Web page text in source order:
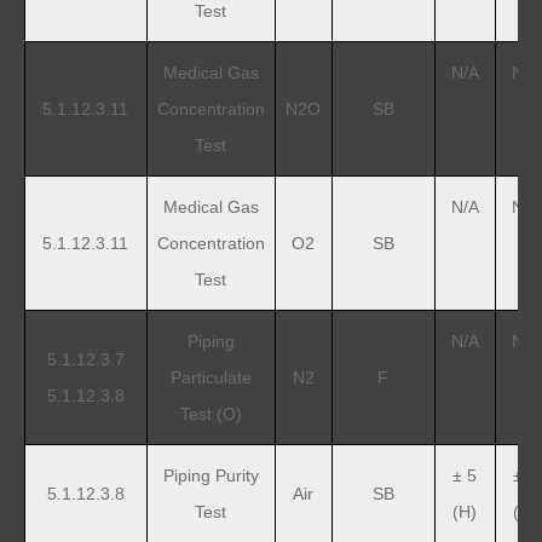
Test
5.1.12.3.11
Medical Gas
Concentration
Test
N2O SB
N/A N/A
5.1.12.3.11
Medical Gas
Concentration
Test
O2 SB
N/A N/A
5.1.12.3.7
5.1.12.3.8
Piping
Particulate
Test (O)
N2 F
N/A N/A
5.1.12.3.8
Piping Purity
Test
Air SB
± 5
(H)
± 5
(H)